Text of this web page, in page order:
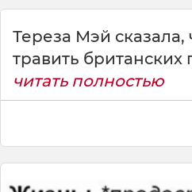
Тереза Мэй сказала,
травить британских
читать полностью